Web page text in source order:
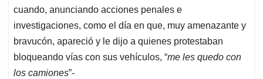
cuando, anunciando acciones penales e
investigaciones, como el día en que, muy amenazante y
bravucón, apareció y le dijo a quienes protestaban
bloqueando vías con sus vehículos, “me les quedo con
los camiones”-